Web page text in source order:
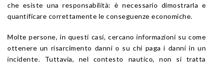
che esiste una responsabilità: è necessario dimostrarla e
quantificare correttamente le conseguenze economiche.
Molte persone, in questi casi, cercano informazioni su come
ottenere un risarcimento danni o su chi paga i danni in un
incidente. Tuttavia, nel contesto nautico, non si tratta